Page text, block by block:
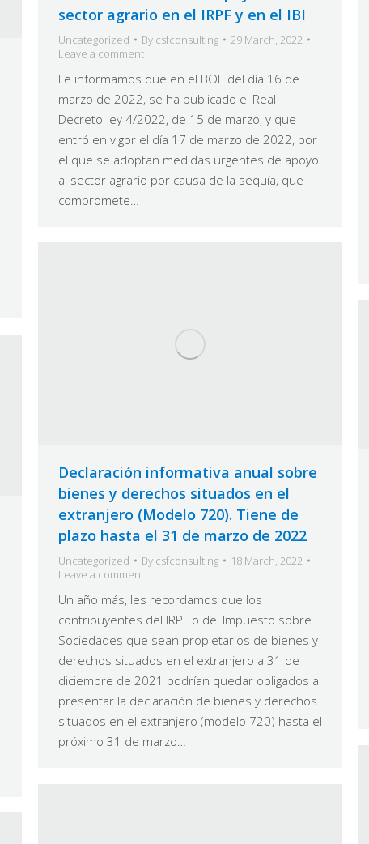
sector agrario en el IRPF y en el IBI
Uncategorized By csfconsulting
29 March, 2022
Leave a comment
Le informamos que en el BOE del día 16 de
marzo de 2022, se ha publicado el Real
Decreto-ley 4/2022, de 15 de marzo, y que
entró en vigor el día 17 de marzo de 2022, por
el que se adoptan medidas urgentes de apoyo
al sector agrario por causa de la sequía, que
compromete…
Declaración informativa anual sobre
bienes y derechos situados en el
extranjero (Modelo 720). Tiene de
plazo hasta el 31 de marzo de 2022
Uncategorized By csfconsulting
18 March, 2022
Leave a comment
Un año más, les recordamos que los
contribuyentes del IRPF o del Impuesto sobre
Sociedades que sean propietarios de bienes y
derechos situados en el extranjero a 31 de
diciembre de 2021 podrían quedar obligados a
presentar la declaración de bienes y derechos
situados en el extranjero (modelo 720) hasta el
próximo 31 de marzo…